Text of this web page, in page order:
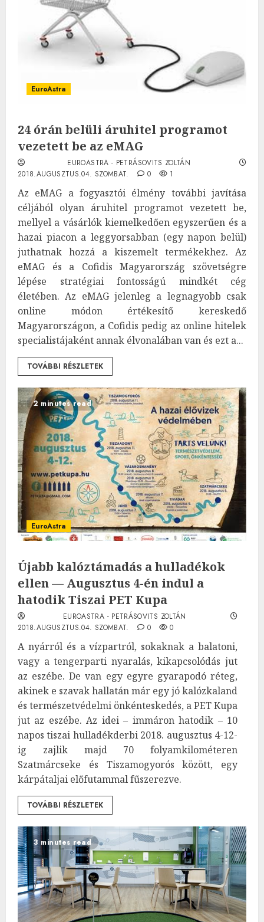
EuroAstra
24 órán belüli áruhitel programot
vezetett be az eMAG
EUROASTRA - PETRÁSOVITS ZOLTÁN
2018.AUGUSZTUS.04. SZOMBAT.
0 1
Az eMAG a fogyasztói élmény további javítása
céljából olyan áruhitel programot vezetett be,
mellyel a vásárlók kiemelkedően egyszerűen és a
hazai piacon a leggyorsabban (egy napon belül)
juthatnak hozzá a kiszemelt termékekhez. Az
eMAG és a Cofidis Magyarország szövetségre
lépése stratégiai fontosságú mindkét cég
életében. Az eMAG jelenleg a legnagyobb csak
online módon értékesítő kereskedő
Magyarországon, a Cofidis pedig az online hitelek
specialistájaként annak élvonalában van és ezt a...
TOVÁBBI RÉSZLETEK
2 minutes read
EuroAstra
Újabb kalóztámadás a hulladékok
ellen — Augusztus 4-én indul a
hatodik Tiszai PET Kupa
EUROASTRA - PETRÁSOVITS ZOLTÁN
2018.AUGUSZTUS.04. SZOMBAT.
0 0
A nyárról és a vízpartról, sokaknak a balatoni,
vagy a tengerparti nyaralás, kikapcsolódás jut
az eszébe. De van egy egyre gyarapodó réteg,
akinek e szavak hallatán már egy jó kalózkaland
és természetvédelmi önkénteskedés, a PET Kupa
jut az eszébe. Az idei – immáron hatodik – 10
napos tiszai hulladékderbi 2018. augusztus 4-12-
ig zajlik majd 70 folyamkilométeren
Szatmárcseke és Tiszamogyorós között, egy
kárpátaljai előfutammal fűszerezve.
TOVÁBBI RÉSZLETEK
3 minutes read